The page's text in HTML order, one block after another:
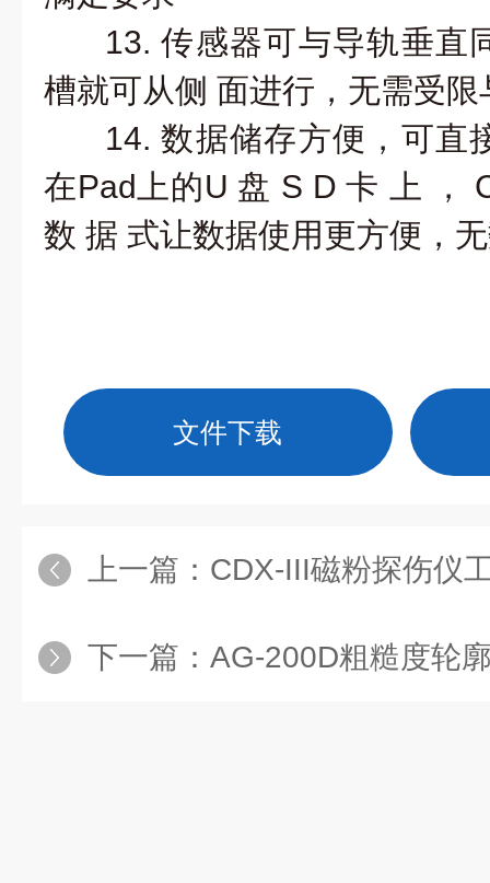
13. 传感器可与导轨垂直
槽就可从侧 面进行，无需受
14. 数据储存方便，可直
在Pad上的U 盘 S D 卡 上 ，
数 据 式让数据使用更方便，
文件下载
上一篇： CDX-III磁粉探伤仪
下一篇： AG-200D粗糙度轮